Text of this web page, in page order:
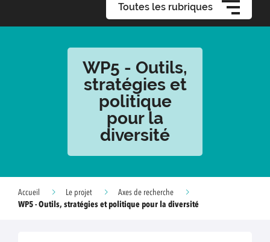
Toutes les rubriques
WP5 - Outils,
stratégies et
politique
pour la
diversité
Accueil Le projet
Axes de recherche
WP5 - Outils, stratégies et politique pour la diversité